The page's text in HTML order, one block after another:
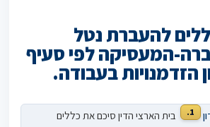
להעברת נטל
המעסיקה לפי סעיף
1.
בית הארצי הדין סיכם את כללים